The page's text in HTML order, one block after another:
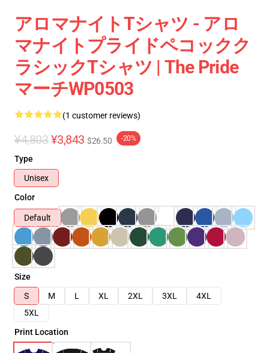
アロマナイトTシャツ - アロ
マナイトプライドペコックク
ラシックTシャツ | The Pride
マーチWP0503
(1 customer reviews)
¥4,803 ¥3,843 $26.50 -20%
Type
Unisex
Color
Default
Size
S
M L XL 2XL 3XL
4XL
5XL
Print Location